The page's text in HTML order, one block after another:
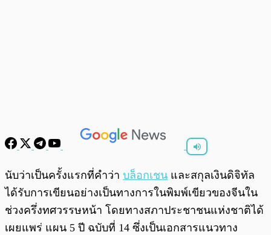
พร้อมเล่น 0:00 /0:00
นับว่าเป็นครั้งแรกที่คำว่า บล็อกเชน และสกุลเงินดิจิทัล
ได้รับการเขียนอย่างเป็นทางการในพิมพ์เขียวของจีนใน
ช่วงครึ่งทศวรรษหน้า โดยทางสภาประชาชนแห่งชาติได้
เผยแพร่ แผน 5 ปี ฉบับที่ 14 ซึ่งเป็นเอกสารแนวทาง